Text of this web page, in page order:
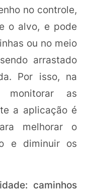
no controle,
o alvo, e pode
ou no meio
arrastado
Por isso, na
monitorar as
a aplicação é
melhorar o
e diminuir os
caminhos